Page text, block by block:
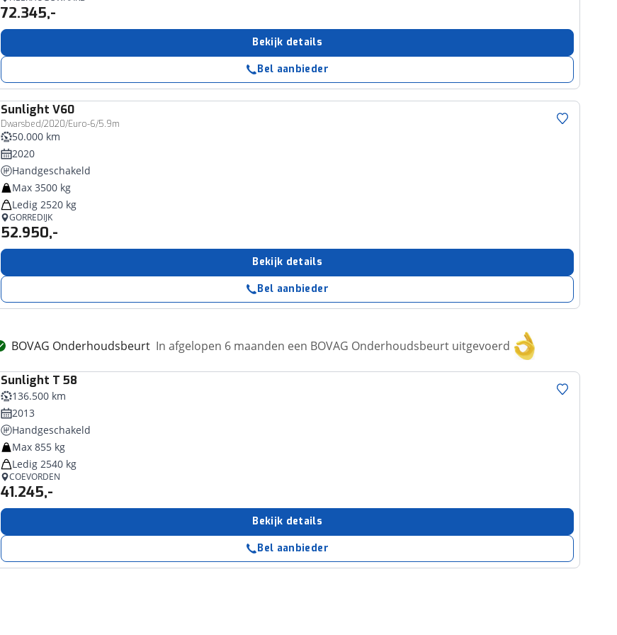
72.345,-
Bekijk details
Bel aanbieder
Sunlight V60
Dwarsbed/2020/Euro-6/5.9m
50.000 km
2020
Handgeschakeld
Max 3500 kg
Ledig 2520 kg
GORREDIJK
52.950,-
Bekijk details
Bel aanbieder
BOVAG Onderhoudsbeurt In afgelopen 6 maanden een BOVAG Onderhoudsbeurt uitgevoerd
Sunlight T 58
136.500 km
2013
Handgeschakeld
Max 855 kg
Ledig 2540 kg
COEVORDEN
41.245,-
Bekijk details
Bel aanbieder